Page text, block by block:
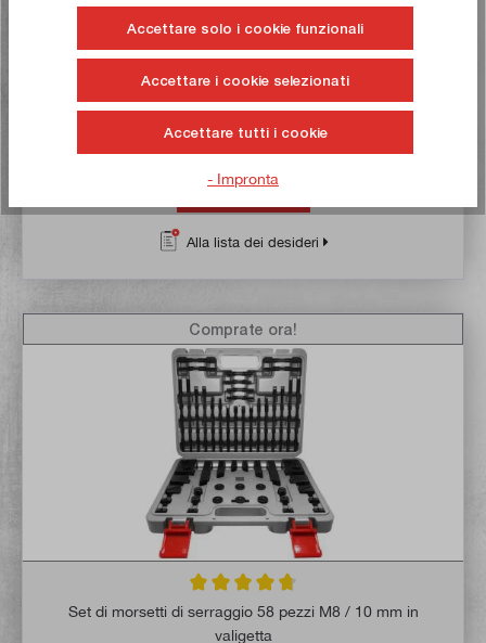
Articolo n:
14020
Peso lordo:
5,4 kg
35,50 €*
Tempo di consegna: 1-3 giorni lavorativi **
Nel carrello
Alla lista dei desideri
Valutazione media di 4.7 su 5 stelle
Set di morsetti di serraggio 58 pezzi M8 / 10 mm in
valigetta
Comprate ora!
Accettare solo i cookie funzionali
Accettare i cookie selezionati
Accettare tutti i cookie
- Impronta